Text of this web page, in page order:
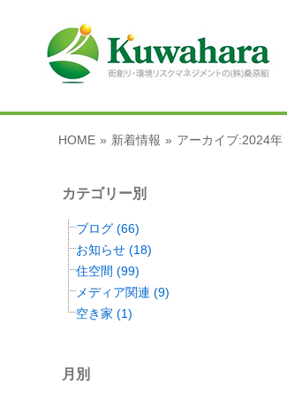
HOME » 新着情報 » アーカイブ:2024年
カテゴリー別
ブログ (66)
お知らせ (18)
住空間 (99)
メディア関連 (9)
空き家 (1)
月別